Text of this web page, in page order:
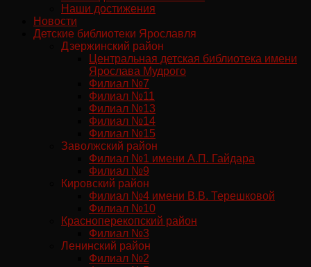
Наши достижения
Новости
Детские библиотеки Ярославля
Дзержинский район
Центральная детская библиотека имени
Ярослава Мудрого
Филиал №7
Филиал №11
Филиал №13
Филиал №14
Филиал №15
Заволжский район
Филиал №1 имени А.П. Гайдара
Филиал №9
Кировский район
Филиал №4 имени В.В. Терешковой
Филиал №10
Красноперекопский район
Филиал №3
Ленинский район
Филиал №2